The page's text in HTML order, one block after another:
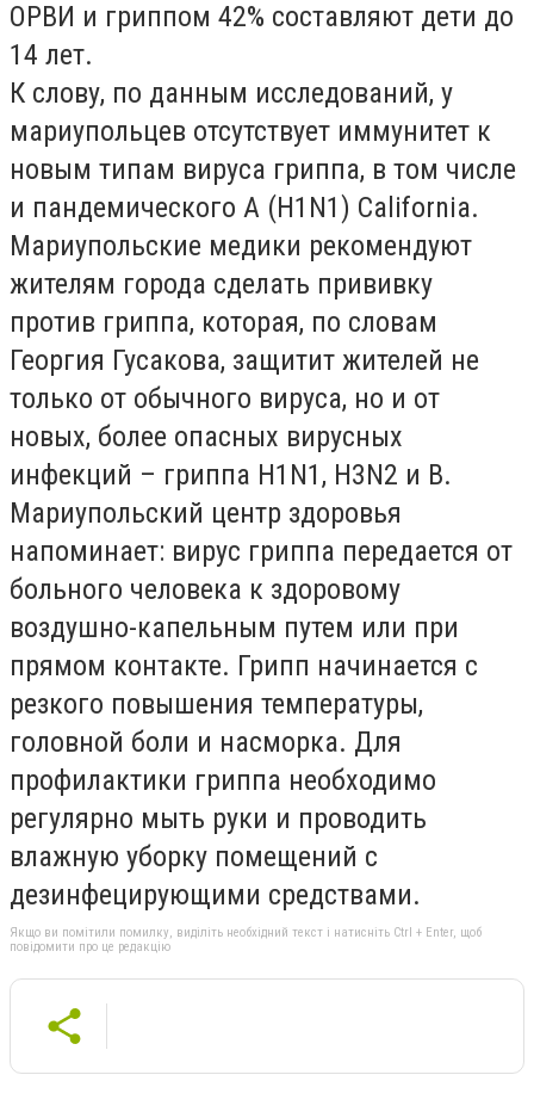
ОРВИ и гриппом 42% составляют дети до
14 лет.
К слову, по данным исследований, у
мариупольцев отсутствует иммунитет к
новым типам вируса гриппа, в том числе
и пандемического А (Н1 N1) California.
Мариупольские медики рекомендуют
жителям города сделать прививку
против гриппа, которая, по словам
Георгия Гусакова, защитит жителей не
только от обычного вируса, но и от
новых, более опасных вирусных
инфекций – гриппа Н1N1, Н3N2 и В.
Мариупольский центр здоровья
напоминает: вирус гриппа передается от
больного человека к здоровому
воздушно-капельным путем или при
прямом контакте. Грипп начинается с
резкого повышения температуры,
головной боли и насморка. Для
профилактики гриппа необходимо
регулярно мыть руки и проводить
влажную уборку помещений с
дезинфецирующими средствами.
Якщо ви помітили помилку, виділіть необхідний текст і натисніть Ctrl + Enter, щоб
повідомити про це редакцію